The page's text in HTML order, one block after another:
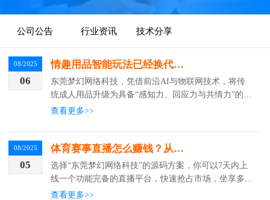
公司公告 行业资讯 技术分享
08/2025
06
情趣用品智能玩法已经换代了！AI女友+情景剧本+语音互动
东莞梦幻网络科技，凭借前沿AI与物联网技术，将传
统成人用品升级为具备“感知力、回应力与共情力”的智
能伴侣系统，打破机械震动的局限，让每一次互动都充
界。
查看更多>>
08/2025
05
体育赛事直播怎么赚钱？从个人主播到平台开发全流程解析
选择“东莞梦幻网络科技”的源码方案，你可以7天内上
线一个功能完备的直播平台，快速抢占市场，坐享多渠
道盈利！
查看更多>>